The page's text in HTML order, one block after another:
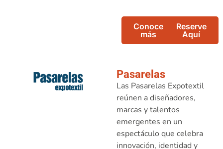
Conoce
más
Reserve
Aquí
Pasarelas
Las Pasarelas Expotextil
reúnen a diseñadores,
marcas y talentos
emergentes en un
espectáculo que celebra
innovación, identidad y